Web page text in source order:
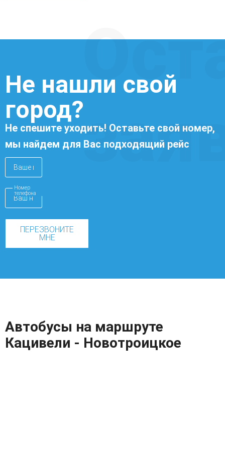
Не нашли свой
город?
Не спешите уходить! Оставьте свой номер,
мы найдем для Вас подходящий рейс
Номер
телефона
ПЕРЕЗВОНИТЕ
МНЕ
Автобусы на маршруте
Кацивели - Новотроицкое